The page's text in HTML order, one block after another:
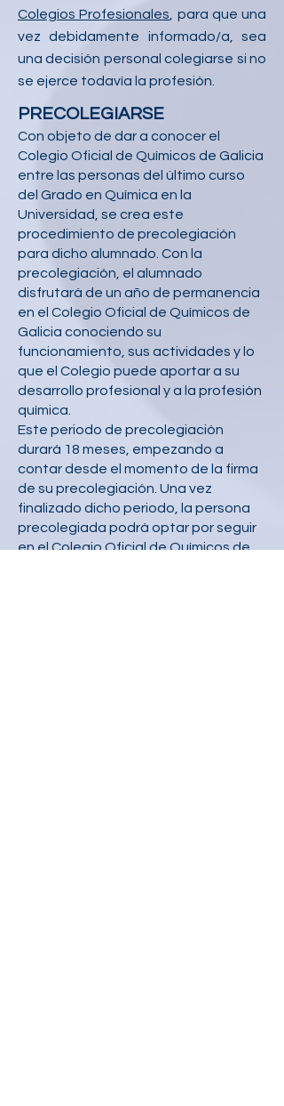
Colegios Profesionales , para que una
vez debidamente informado/a, sea
una decisión personal colegiarse si no
se ejerce todavía la profesión.
PRECOLEGIARSE
Con objeto de dar a conocer el
Colegio Oficial de Químicos de Galicia
entre las personas del último curso
del Grado en Química en la
Universidad, se crea este
procedimiento de precolegiación
para dicho alumnado. Con la
precolegiación, el alumnado
disfrutará de un año de permanencia
en el Colegio Oficial de Químicos de
Galicia conociendo su
funcionamiento, sus actividades y lo
que el Colegio puede aportar a su
desarrollo profesional y a la profesión
química.
Este periodo de precolegiación
durará 18 meses, empezando a
contar desde el momento de la firma
de su precolegiación. Una vez
finalizado dicho periodo, la persona
precolegiada podrá optar por seguir
en el Colegio Oficial de Químicos de